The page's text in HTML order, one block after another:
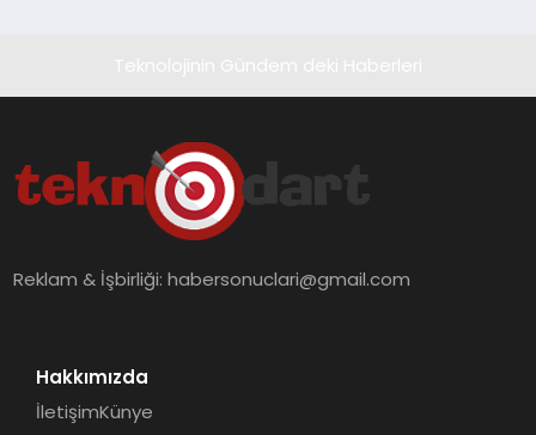
Reklam & İşbirliği:habersonuclari@gmail.com
Hakkımızda
İletişimKünye